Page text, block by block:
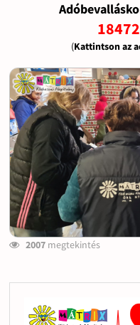
(Kattintson az
2007megtekintés